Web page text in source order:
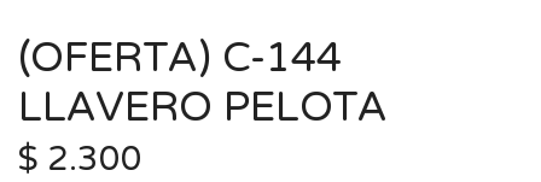
(OFERTA) C-144
LLAVERO PELOTA
$ 2.300